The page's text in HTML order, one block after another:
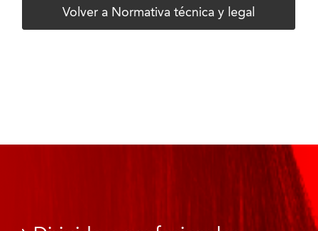
Volver a Normativa técnica y legal